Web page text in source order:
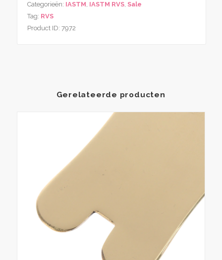
Categorieën: IASTM, IASTM RVS, Sale
Tag: RVS
Product ID: 7972
Gerelateerde producten